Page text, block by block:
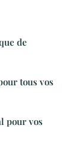
de
tous vos
pour vos